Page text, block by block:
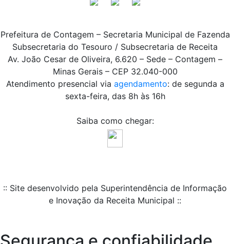
Prefeitura de Contagem – Secretaria Municipal de Fazenda
Subsecretaria do Tesouro / Subsecretaria de Receita
Av. João Cesar de Oliveira, 6.620 – Sede – Contagem –
Minas Gerais – CEP 32.040-000
Atendimento presencial via agendamento: de segunda a
sexta-feira, das 8h às 16h
Saiba como chegar:
:: Site desenvolvido pela Superintendência de Informação
e Inovação da Receita Municipal ::